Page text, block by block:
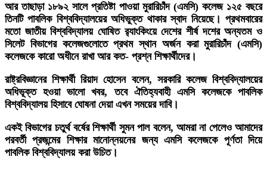
আর তাছাড়া ১৮৯২ সালে প্রতিষ্টা পাওয়া মুরারিচাঁদ (এমসি) কলেজ ১২৫ বছরে
তিনটি পাবলিক বিশ্ববিদ্যালয়ের অধিভুক্ত থাকার স্বাদ নিয়েছে। প্রথমবারের
মতো জাতীয় বিশ্ববিদ্যালয় ঘোষিত র‍্যাংকিংয়ে দেশের শীর্ষ দশের অন্যতম ও
সিলেট বিভাগের কলেজগুলোতে প্রথম স্থান অর্জন করা মুরারিচাঁদ (এমসি)
কলেজকে কারো অধীনে রাখা আর কত- প্রশ্ন শিক্ষার্থীদের।
রাষ্ট্রবিজ্ঞানের শিক্ষার্থী রিয়াদ হোসেন বলেন, সরকারি কলেজ বিশ্ববিদ্যালয়ের
অধিভূক্ত হওয়া ভালো খবর, তবে ঐতিহ্যবাহী এমসি কলেজকে পাবলিক
বিশ্ববিদ্যালয় হিসাবে ঘোষনা দেয়া এখন সময়ের দাবি।
একই বিভাগের চতুর্থ বর্ষের শিক্ষার্থী সুমন পাল বলেন, আমরা না পেলেও আমাদের
পরবর্তী প্রজন্মের শিক্ষার মানোন্নয়নের জন্য এমসি কলেজকে পূর্ণতা দিয়ে
পাবলিক বিশ্ববিদ্যালয় করা উচিত।